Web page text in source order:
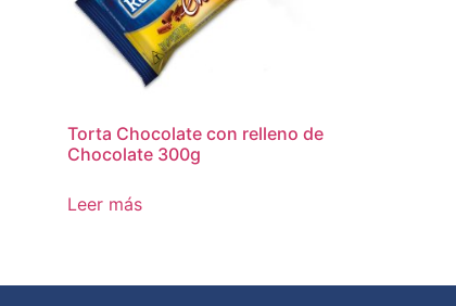
Torta Chocolate con relleno de
Chocolate 300g
Leer más